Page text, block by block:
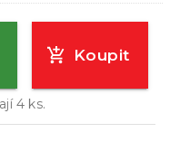
Koupit
4 ks.